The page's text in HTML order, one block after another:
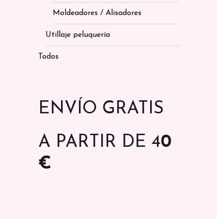
Moldeadores / Alisadores
Utillaje peluquería
Todos
ENVÍO GRATIS
A PARTIR DE 40
€